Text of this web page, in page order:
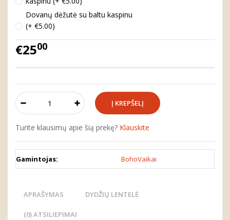
Dovanų dėžutė su baltu kaspinu
(+ €5.00)
€2500
Turite klausimų apie šią prekę? Klauskite
Gamintojas: BohoVaikai
APRAŠYMAS DYDŽIŲ LENTELĖ
(0) ATSILIEPIMAI